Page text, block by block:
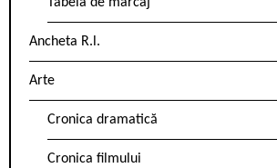
Tabela de marcaj
Ancheta R.l.
Arte
Cronica dramatică
Cronica filmului